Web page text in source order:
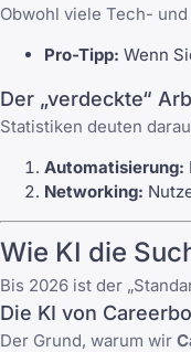
Obwohl viele Tech-
Pro-Tipp: Wenn
Der „verdeckte“
Statistiken deuten
Automatisierung:
Networking:
Wie KI die
Bis 2026 ist der
Die KI von
Der Grund, warum wir